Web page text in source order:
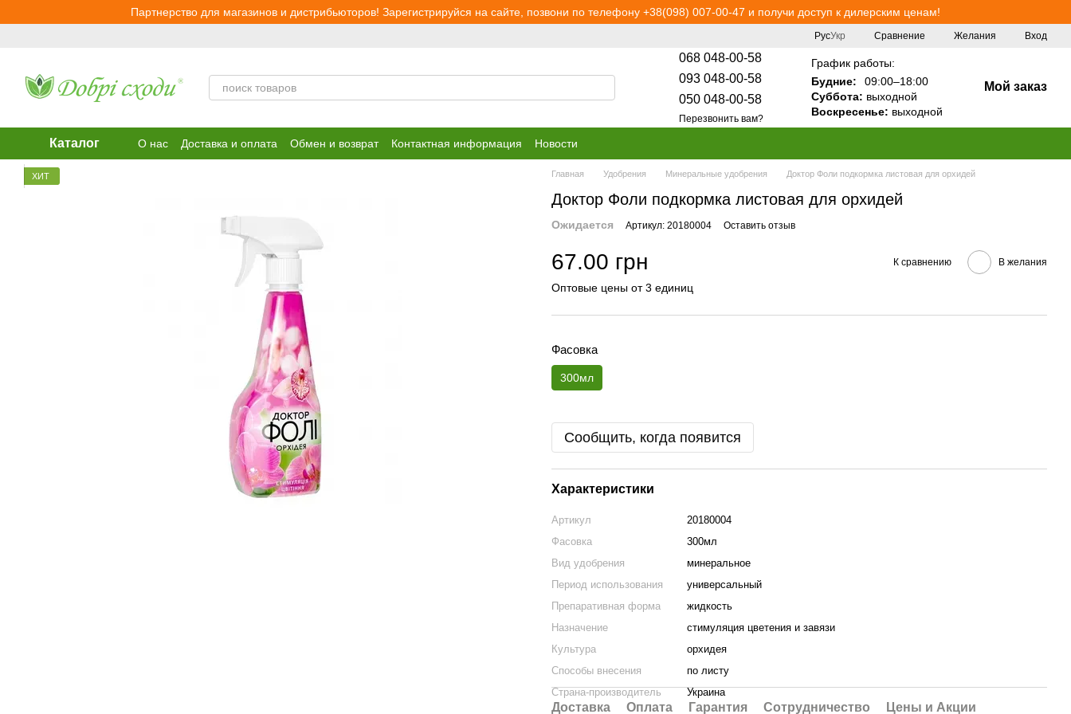
Перейти к основному контентуПартнерство для магазинов и дистрибьюторов! Зарегистрируйся на сайте, позвони по телефону +38(098) 007-00-47 и получи доступ к дилерским ценам!
РусУкр Сравнение Желания Вход
068 048-00-58
093 048-00-58
050 048-00-58
Перезвонить вам?
График работы:
Будние:
09:00–18:00
Суббота: выходной
Воскресенье: выходной
Мой заказ
Каталог О нас Доставка и оплата Обмен и возврат Контактная информация Новости
ХИТ Главная Удобрения Минеральные удобрения Доктор Фоли подкормка листовая для орхидей
Доктор Фоли подкормка листовая для орхидей
Ожидается Артикул: 20180004 Оставить отзыв
67.00 грн К сравнению В желания
Оптовые цены от 3 единиц
Фасовка
300мл
Сообщить, когда появится
Характеристики
Артикул
20180004
Фасовка
300мл
Вид удобрения
минеральное
Период использования
универсальный
Препаративная форма
жидкость
Назначение
стимуляция цветения и завязи
Культура
орхидея
Способы внесения
по листу
Страна-производитель
Украина
Доставка Оплата Гарантия Сотрудничество Цены и Акции